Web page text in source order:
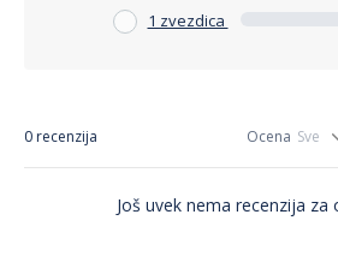
1 zvezdica
0 recenzija Ocena
Još uvek nema recenzija za